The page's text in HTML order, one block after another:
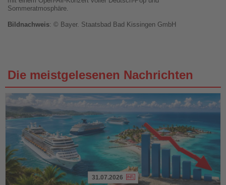
Sommeratmosphäre.
Bildnachweis: © Bayer. Staatsbad Bad Kissingen GmbH
Die meistgelesenen Nachrichten
31.07.2026